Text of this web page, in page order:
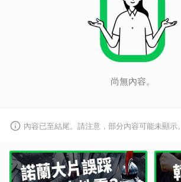
尚無內容。
內容已至結尾。請注意，部分內容可能未顯示。